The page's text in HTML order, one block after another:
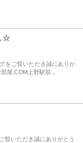
☆
をご覧いただき誠にありが
屋.COM上野駅前...
覧いただき誠にありがとう